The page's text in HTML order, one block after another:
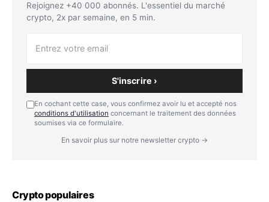
Rejoignez +40 000 abonnés. L'essentiel du marché
crypto, 2x par semaine, en 5 min.
S'inscrire ›
En cochant cette case, vous confirmez avoir lu et accepté nos
conditions d'utilisation concernant le traitement des données
soumises via ce formulaire.
En savoir plus sur notre newsletter crypto →
Crypto populaires